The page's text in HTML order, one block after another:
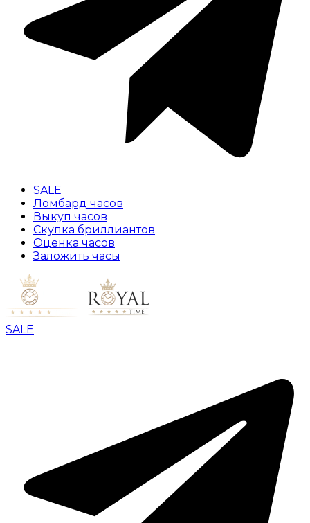
SALE
Ломбард часов
Выкуп часов
Скупка бриллиантов
Оценка часов
Заложить часы
SALE